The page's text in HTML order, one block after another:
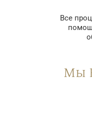
Все
Мы